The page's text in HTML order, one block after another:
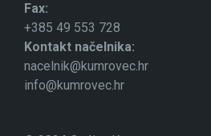
Fax:
+385 49 553 728
Kontakt načelnika:
nacelnik@kumrovec.hr
info@kumrovec.hr